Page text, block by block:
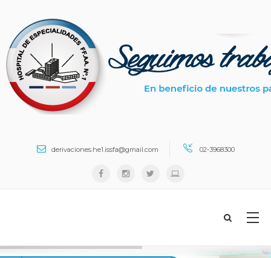
derivaciones.he1.issfa@gmail.com 02-3968300